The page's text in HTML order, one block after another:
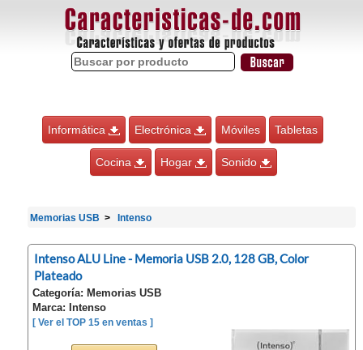
Informática Electrónica Móviles Tabletas
Cocina Hogar Sonido
Memorias USB Intenso
Intenso ALU Line - Memoria USB 2.0, 128 GB, Color
Plateado
Categoría: Memorias USB
Marca: Intenso
[ Ver el TOP 15 en ventas ]